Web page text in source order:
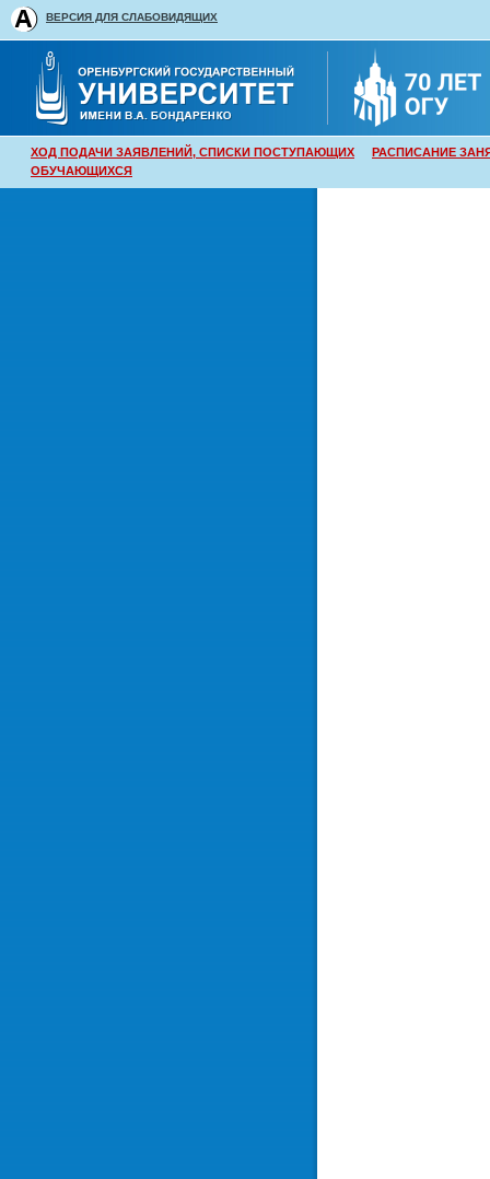
ВЕРСИЯ ДЛЯ СЛАБОВИДЯЩИХ
ХОД ПОДАЧИ ЗАЯВЛЕНИЙ, СПИСКИ ПОСТУПАЮЩИХ
РАСПИСАНИЕ
ОБУЧАЮЩИХСЯ